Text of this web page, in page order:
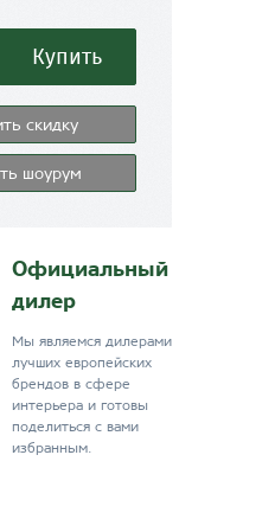
Купить
скидку
шоурум
Официальный
дилер
Мы являемся дилерами
лучших европейских
брендов в сфере
интерьера и готовы
поделиться с вами
избранным.